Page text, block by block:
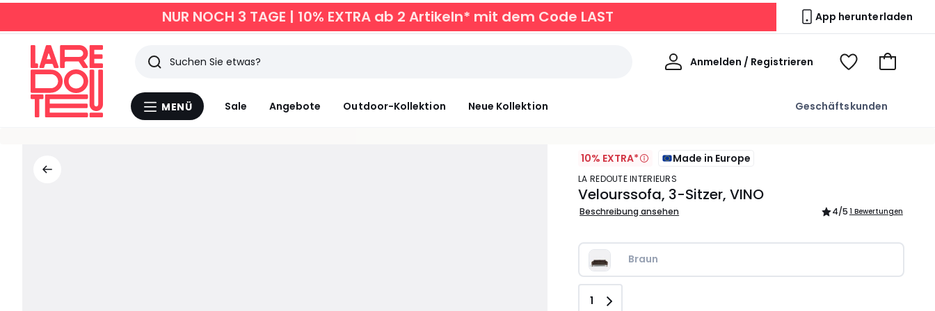
NUR NOCH 3 TAGE | 10% EXTRA ab 2 Artikeln* mit dem Code LAST App herunterladen
Menü
MENÜ Sale Angebote Outdoor-Kollektion Neue Kollektion Geschäftskunden
Suchen
Zuletzt
angesehen
Anmelden / Registrieren
Willkommen
Voir
Zum
10% EXTRA* Made in Europe
LA REDOUTE INTERIEURS
Velourssofa, 3-Sitzer, VINO
Beschreibung ansehen 4/5 1 Bewertungen
Braun
Anzahl
1